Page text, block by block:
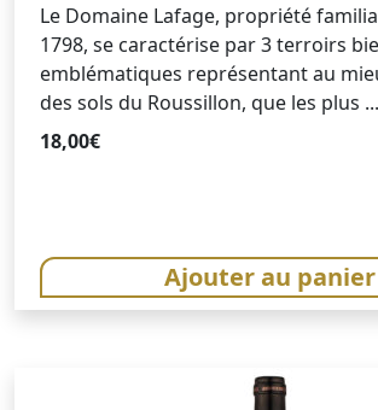
Le Domaine Lafage, propriété
1798, se caractérise par 3 terroirs
emblématiques représentant au
des sols du Roussillon, que les plus ...
18,00€
Ajouter au panier